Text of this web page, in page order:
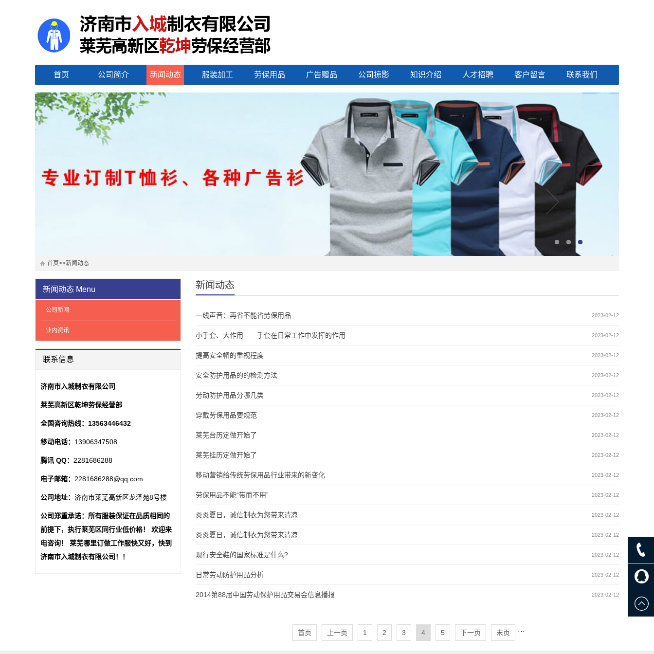
首页 公司简介 新闻动态 服装加工 劳保用品 广告赠品 公司掠影 知识介绍 人才招聘 客户留言 联系我们
首页>>新闻动态
新闻动态
2023-02-12
一线声音：再省不能省劳保用品
2023-02-12
小手套、大作用——手套在日常工作中发挥的作用
2023-02-12
提高安全帽的重视程度
2023-02-12
安全防护用品的的检测方法
2023-02-12
劳动防护用品分哪几类
2023-02-12
穿戴劳保用品要规范
2023-02-12
莱芜台历定做开始了
2023-02-12
莱芜挂历定做开始了
2023-02-12
移动营销给传统劳保用品行业带来的新变化
2023-02-12
劳保用品不能“带而不用”
2023-02-12
炎炎夏日，诚信制衣为您带来清凉
2023-02-12
炎炎夏日，诚信制衣为您带来清凉
2023-02-12
现行安全鞋的国家标准是什么?
2023-02-12
日常劳动防护用品分析
2023-02-12
2014第88届中国劳动保护用品交易会信息播报
首页 上一页 ···
1 2 3 4 5 下一页 末页
新闻动态 Menu
公司新闻
业内资讯
联系信息
济南市入城制衣有限公司
莱芜高新区乾坤劳保经营部
全国咨询热线： 13563446432
移动电话： 13906347508
腾讯 QQ： 2281686288
电子邮箱： 2281686288@qq.com
公司地址： 济南市莱芜高新区龙泽苑8号楼
公司郑重承诺：所有服装保证在品质相同的
前提下，执行莱芜区同行业低价格！ 欢迎来
电咨询！ 莱芜哪里订做工作服快又好，快到
济南市入城制衣有限公司！！